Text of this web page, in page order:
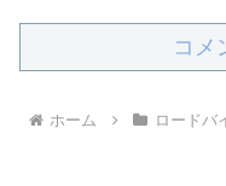
コメ
ホーム ロードバ